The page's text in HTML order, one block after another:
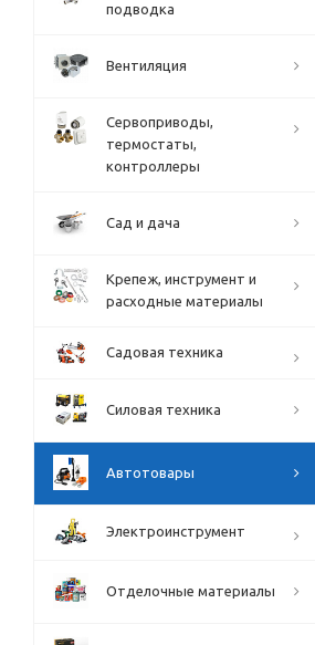
подводка
Вентиляция
Сервоприводы,
термостаты,
контроллеры
Сад и дача
Крепеж, инструмент и
расходные материалы
Садовая техника
Силовая техника
Автотовары
Электроинструмент
Отделочные материалы